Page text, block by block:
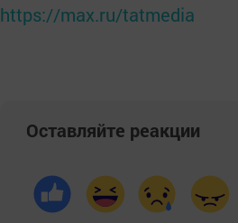
https://max.ru/tatmedia
Оставляйте реакции